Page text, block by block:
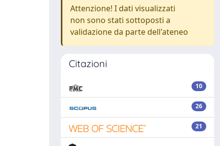
Attenzione! I dati visualizzati
non sono stati sottoposti a
validazione da parte dell'ateneo
Citazioni
10
26
21